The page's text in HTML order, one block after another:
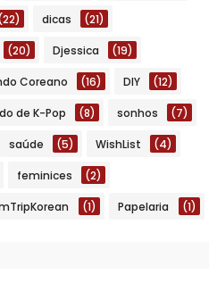
dicas (21)
(20) Djessica (19)
Coreano (16) DIY (12)
de K-Pop (8) sonhos (7)
saúde (5) WishList (4)
feminices (2)
(1) Papelaria (1)